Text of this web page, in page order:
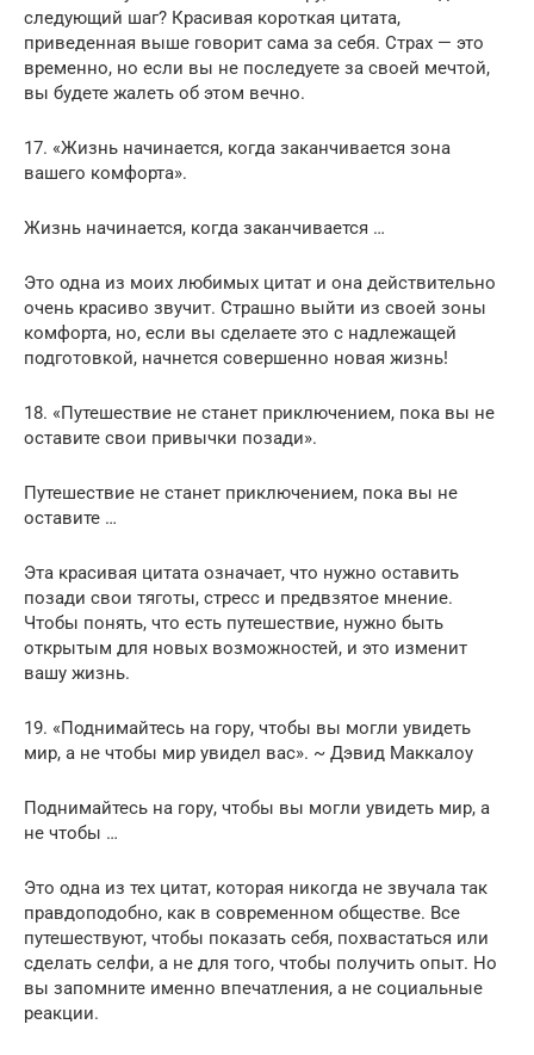
следующий шаг? Красивая короткая цитата,
приведенная выше говорит сама за себя. Страх — это
временно, но если вы не последуете за своей мечтой,
вы будете жалеть об этом вечно.
17. «Жизнь начинается, когда заканчивается зона
вашего комфорта».
Жизнь начинается, когда заканчивается …
Это одна из моих любимых цитат и она действительно
очень красиво звучит. Страшно выйти из своей зоны
комфорта, но, если вы сделаете это с надлежащей
подготовкой, начнется совершенно новая жизнь!
18. «Путешествие не станет приключением, пока вы не
оставите свои привычки позади».
Путешествие не станет приключением, пока вы не
оставите …
Эта красивая цитата означает, что нужно оставить
позади свои тяготы, стресс и предвзятое мнение.
Чтобы понять, что есть путешествие, нужно быть
открытым для новых возможностей, и это изменит
вашу жизнь.
19. «Поднимайтесь на гору, чтобы вы могли увидеть
мир, а не чтобы мир увидел вас». ~ Дэвид Маккалоу
Поднимайтесь на гору, чтобы вы могли увидеть мир, а
не чтобы …
Это одна из тех цитат, которая никогда не звучала так
правдоподобно, как в современном обществе. Все
путешествуют, чтобы показать себя, похвастаться или
сделать селфи, а не для того, чтобы получить опыт. Но
вы запомните именно впечатления, а не социальные
реакции.